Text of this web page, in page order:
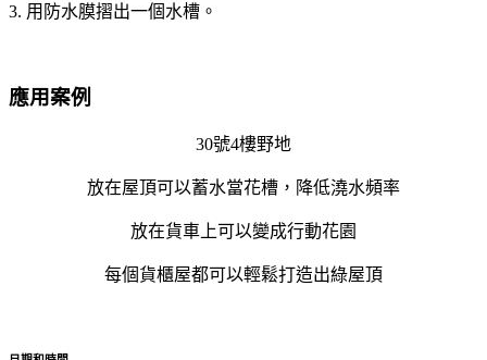
3. 用防水膜摺出一個水槽。
應用案例
30號4樓野地
放在屋頂可以蓄水當花槽，降低澆水頻率
放在貨車上可以變成行動花園
每個貨櫃屋都可以輕鬆打造出綠屋頂